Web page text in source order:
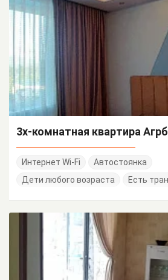
3х-комнатная квартира
Интернет Wi-Fi
Автостоянка
Дети любого возраста
Есть